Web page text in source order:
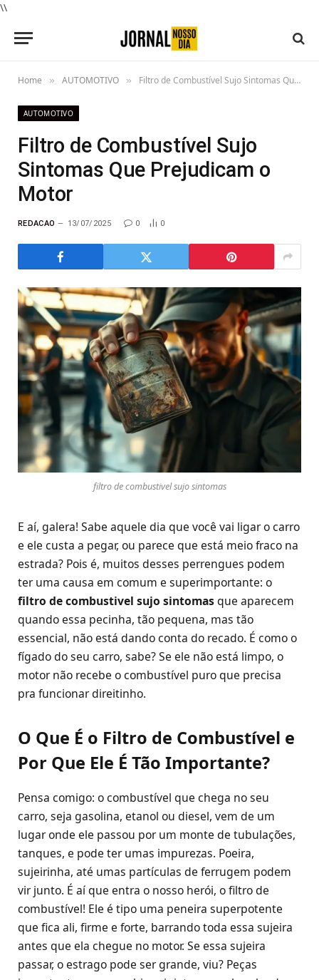
\\
Home » AUTOMOTIVO » Filtro de Combustível Sujo Sintomas Que Prejudicam o Motor
AUTOMOTIVO
Filtro de Combustível Sujo
Sintomas Que Prejudicam o
Motor
REDACAO 13/07/2025 0 0
filtro de combustivel sujo sintomas
E aí, galera! Sabe aquele dia que você vai ligar o carro
e ele custa a pegar, ou parece que está meio fraco na
estrada? Pois é, muitos desses perrengues podem
ter uma causa em comum e superimportante: o
filtro de combustivel sujo sintomasque aparecem
quando essa pecinha, tão pequena, mas tão
essencial, não está dando conta do recado. É como o
fígado do seu carro, sabe? Se ele não está limpo, o
motor não recebe o combustível puro que precisa
pra funcionar direitinho.
O Que É o Filtro de Combustível e
Por Que Ele É Tão Importante?
Pensa comigo: o combustível que chega no seu
carro, seja gasolina, etanol ou diesel, vem de um
lugar onde ele passou por um monte de tubulações,
tanques, e pode ter umas impurezas. Poeira,
sujeirinha, até umas partículas de ferrugem podem
vir junto. É aí que entra o nosso herói, o filtro de
combustível! Ele é tipo uma peneira superpotente
que fica ali, firme e forte, barrando toda essa sujeira
antes que ela chegue no motor. Se essa sujeira
passar, o estrago pode ser grande, viu? Peças